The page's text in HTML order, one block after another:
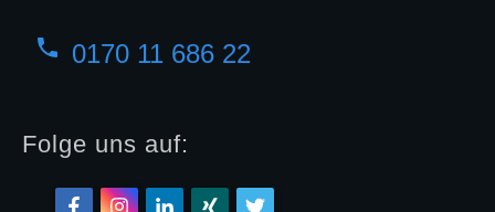
0170 11 686 22
Folge uns auf: